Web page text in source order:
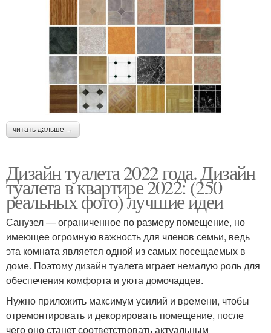
читать дальше →
Дизайн туалета 2022 года. Дизайн
туалета в квартире 2022: (250
реальных фото) лучшие идеи
Санузел — ограниченное по размеру помещение, но
имеющее огромную важность для членов семьи, ведь
эта комната является одной из самых посещаемых в
доме. Поэтому дизайн туалета играет немалую роль для
обеспечения комфорта и уюта домочадцев.
Нужно приложить максимум усилий и времени, чтобы
отремонтировать и декорировать помещение, после
чего оно станет соответствовать актуальным